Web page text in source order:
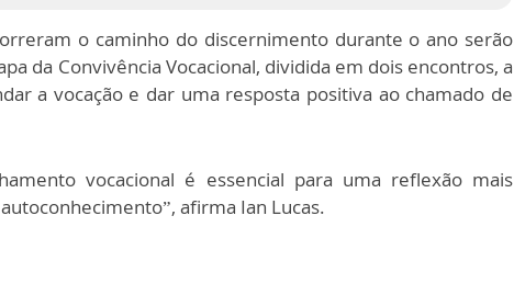
o caminho do discernimento durante o ano serão
da Convivência Vocacional, dividida em dois encontros, a
a vocação e dar uma resposta positiva ao chamado de
vocacional é essencial para uma reflexão mais
afirma Ian Lucas.